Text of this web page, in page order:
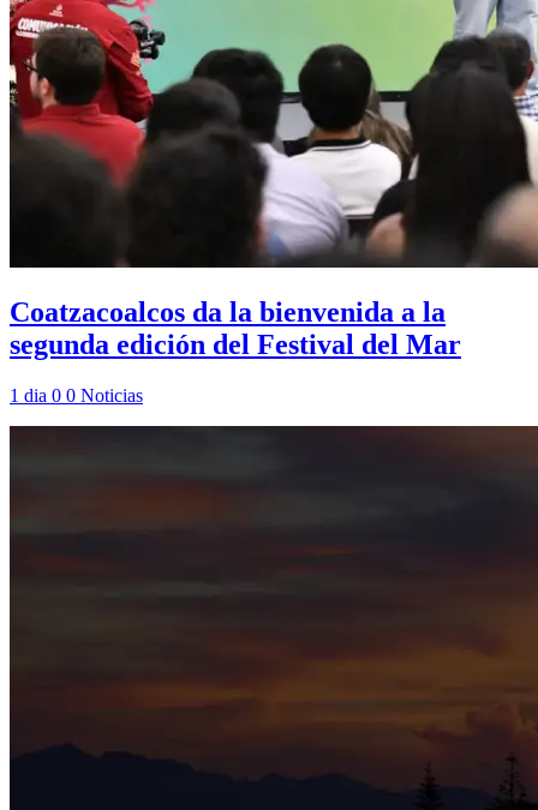
Coatzacoalcos da la bienvenida a la
segunda edición del Festival del Mar
1 dia 0 0 Noticias